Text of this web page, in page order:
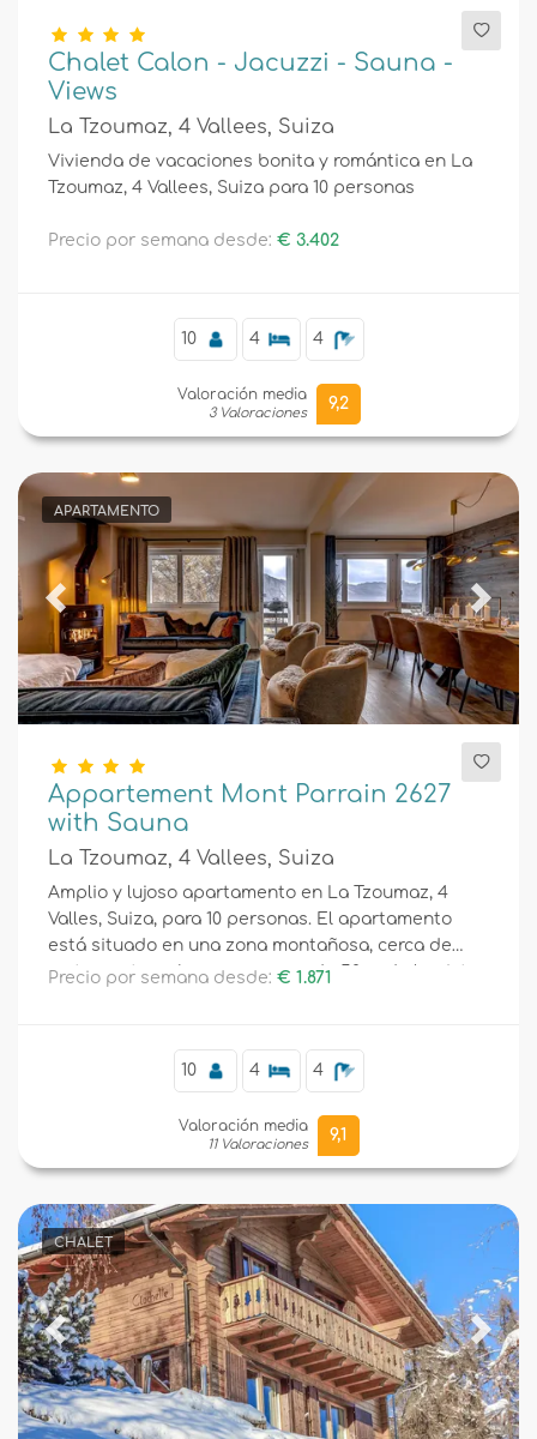
Chalet Calon - Jacuzzi - Sauna -
Views
La Tzoumaz, 4 Vallees, Suiza
Vivienda de vacaciones bonita y romántica en La
Tzoumaz, 4 Vallees, Suiza para 10 personas
Precio por semana desde: € 3.402
10 4 4
Valoración media
3 Valoraciones
9,2
APARTAMENTO
Previous Next
Appartement Mont Parrain 2627
with Sauna
La Tzoumaz, 4 Vallees, Suiza
Amplio y lujoso apartamento en La Tzoumaz, 4
Valles, Suiza, para 10 personas. El apartamento
está situado en una zona montañosa, cerca de
restaurantes y bares, a menos de 50 m de la pista
Precio por semana desde: € 1.871
10 4 4
Valoración media
11 Valoraciones
9,1
CHALET
Previous Next